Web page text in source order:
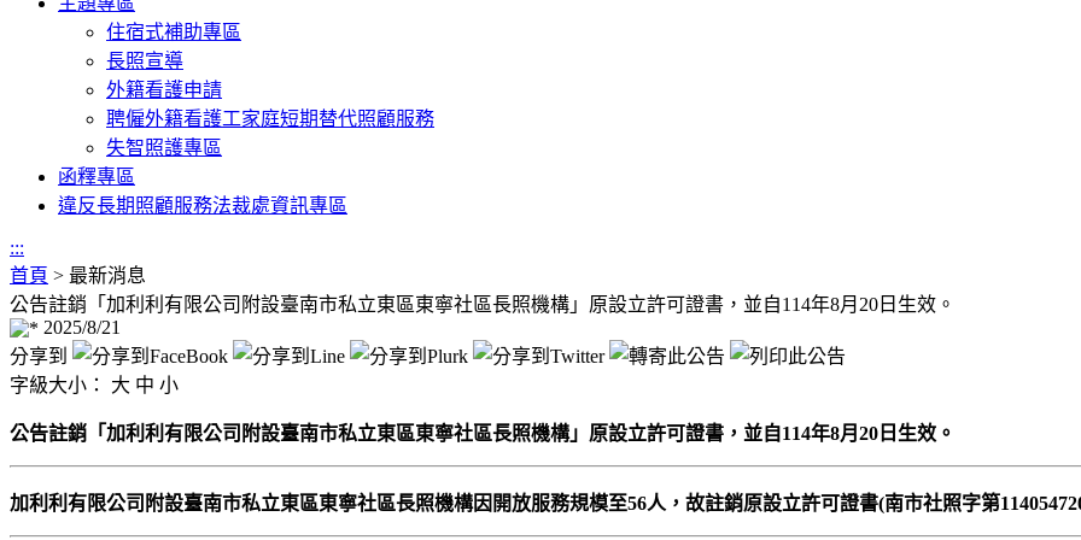
住宿式補助專區
長照宣導
外籍看護申請
聘僱外籍看護工家庭短期替代照顧服務
失智照護專區
函釋專區
違反長期照顧服務法裁處資訊專區
:::
首頁 > 最新消息
公告註銷「加利利有限公司附設臺南市私立東區東寧社區長照機構」原設立許可證書，並自114年8月20日生效。
2025/8/21
分享到
字級大小： 大 中 小
公告註銷「加利利有限公司附設臺南市私立東區東寧社區長照機構」原設立許可證書，並自114年8月20日生效。
加利利有限公司附設臺南市私立東區東寧社區長照機構因開放服務規模至56人，故註銷原設立許可證書(南市社照字第